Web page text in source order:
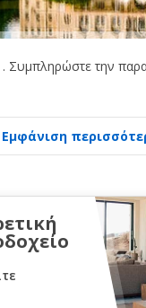
. Συμπληρώστε την
Εμφάνιση